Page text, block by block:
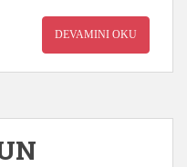
DEVAMINI OKU